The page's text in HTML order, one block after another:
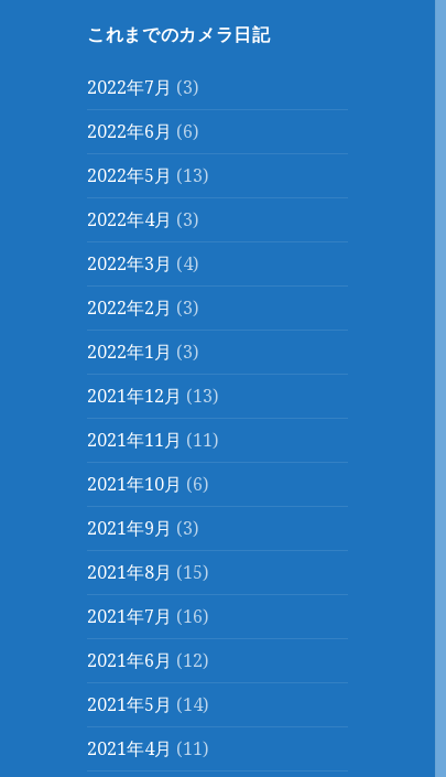
これまでのカメラ日記
2022年7月 (3)
2022年6月 (6)
2022年5月 (13)
2022年4月 (3)
2022年3月 (4)
2022年2月 (3)
2022年1月 (3)
2021年12月 (13)
2021年11月 (11)
2021年10月 (6)
2021年9月 (3)
2021年8月 (15)
2021年7月 (16)
2021年6月 (12)
2021年5月 (14)
2021年4月 (11)